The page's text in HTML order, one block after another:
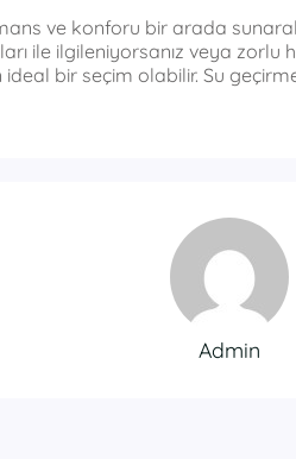
ve konforu bir arada
ile ilgileniyorsanız veya zorlu
bir seçim olabilir. Su
Admin